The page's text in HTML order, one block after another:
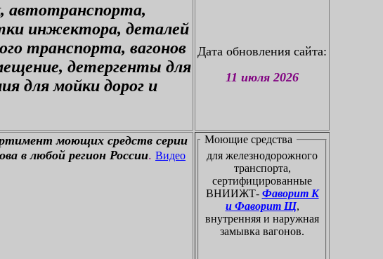
автотранспорта,
инжектора, деталей
транспорта, вагонов
детергенты для
для мойки дорог и
Дата обновления сайта:
11 июля 2026
моющих средств серии
в любой регион России. Видео
Моющие средства
для железнодорожного
транспорта,
сертифицированные
ВНИИЖТ- Фаворит К
и Фаворит Щ,
внутренняя и наружная
замывка вагонов.